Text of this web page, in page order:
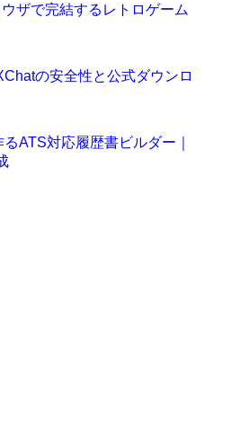
ザで完結するレトロゲーム
の安全性と公式ダウンロ
ATS対応履歴書ビルダー｜